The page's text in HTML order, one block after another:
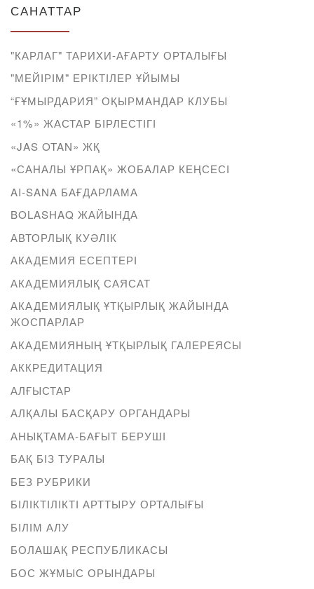
САНАТТАР
"КАРЛАГ" ТАРИХИ-АҒАРТУ ОРТАЛЫҒЫ
"МЕЙІРІМ" ЕРІКТІЛЕР ҰЙЫМЫ
“ҒҰМЫРДАРИЯ” ОҚЫРМАНДАР КЛУБЫ
«1%» ЖАСТАР БІРЛЕСТІГІ
«JAS OTAN» ЖҚ
«САНАЛЫ ҰРПАҚ» ЖОБАЛАР КЕҢСЕСІ
AI-SANA БАҒДАРЛАМА
BOLASHAQ ЖАЙЫНДА
АВТОРЛЫҚ КУӘЛІК
АКАДЕМИЯ ЕСЕПТЕРІ
АКАДЕМИЯЛЫҚ САЯСАТ
АКАДЕМИЯЛЫҚ ҰТҚЫРЛЫҚ ЖАЙЫНДА
ЖОСПАРЛАР
АКАДЕМИЯНЫҢ ҰТҚЫРЛЫҚ ГАЛЕРЕЯСЫ
АККРЕДИТАЦИЯ
АЛҒЫСТАР
АЛҚАЛЫ БАСҚАРУ ОРГАНДАРЫ
АНЫҚТАМА-БАҒЫТ БЕРУШІ
БАҚ БІЗ ТУРАЛЫ
БЕЗ РУБРИКИ
БІЛІКТІЛІКТІ АРТТЫРУ ОРТАЛЫҒЫ
БІЛІМ АЛУ
БОЛАШАҚ РЕСПУБЛИКАСЫ
БОС ЖҰМЫС ОРЫНДАРЫ